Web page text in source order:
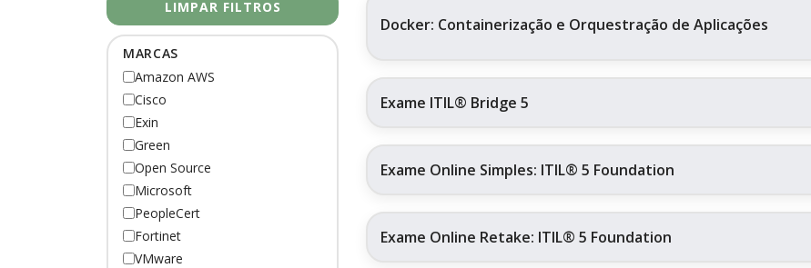
LIMPAR FILTROS
MARCAS
Amazon AWS
Cisco
Exin
Green
Open Source
Microsoft
PeopleCert
Fortinet
VMware
Docker: Containerização e Orquestração de Aplicações
Exame ITIL® Bridge 5
Exame Online Simples: ITIL® 5 Foundation
Exame Online Retake: ITIL® 5 Foundation